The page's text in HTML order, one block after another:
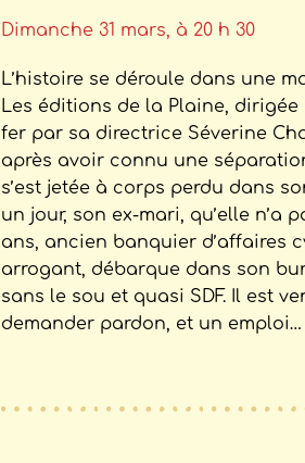
Dimanche 31 mars, à 20 h 30
L’histoire se déroule dans une
Les éditions de la Plaine, dirigée
fer par sa directrice Séverine
après avoir connu une
s’est jetée à corps perdu dans
un jour, son ex-mari, qu’elle n’a
ans, ancien banquier d’affaires
arrogant, débarque dans son
sans le sou et quasi SDF. Il est
demander pardon, et un emploi…